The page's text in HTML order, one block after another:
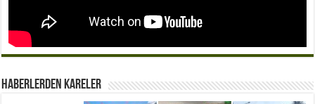
Haberlerden Kareler